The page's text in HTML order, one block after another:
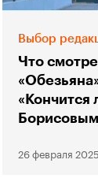
Выбор
Что
«Кончится
26 февраля 2025